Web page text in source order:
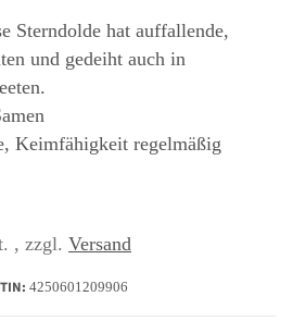
Sterndolde hat auffallende,
und gedeiht auch in
Keimfähigkeit regelmäßig
, zzgl. Versand
4250601209906